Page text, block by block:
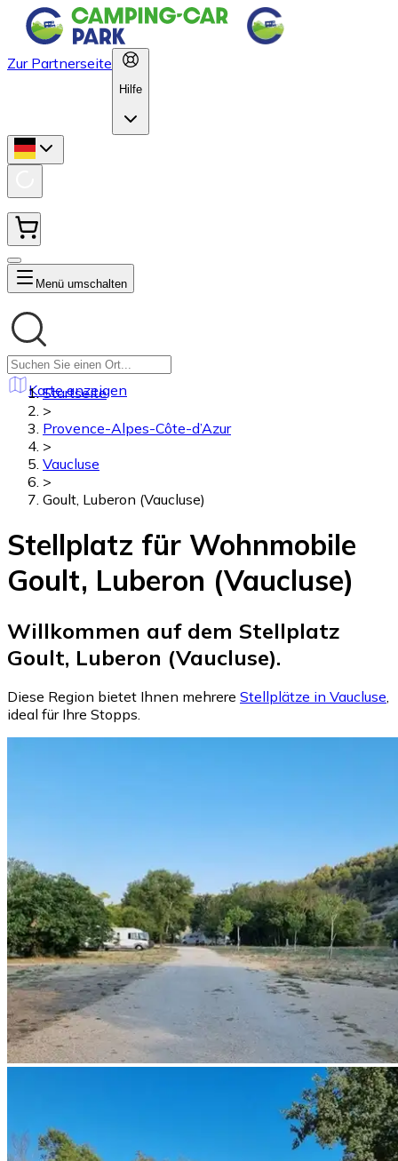
Zur Partnerseite
Hilfe
Menü umschalten
Karte anzeigen
Startseite
>
Provence-Alpes-Côte-d’Azur
>
Vaucluse
>
Goult, Luberon (Vaucluse)
Stellplatz für Wohnmobile
Goult, Luberon (Vaucluse)
Willkommen auf dem Stellplatz
Goult, Luberon (Vaucluse).
Diese Region bietet Ihnen mehrere Stellplätze in Vaucluse,
ideal für Ihre Stopps.